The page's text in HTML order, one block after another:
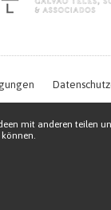
mit anderen teilen